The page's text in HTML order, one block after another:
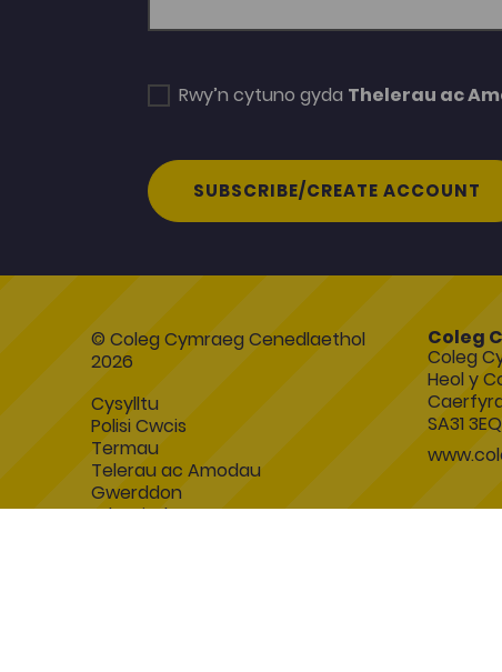
Rwy’n cytuno gyda Thelerau ac
SUBSCRIBE/CREATE ACCOUNT
© Coleg Cymraeg Cenedlaethol
2026
Cysylltu
Polisi Cwcis
Termau
Telerau ac Amodau
Gwerddon
Esboniadur
Coleg
Coleg
Heol y
SA31 3EQ